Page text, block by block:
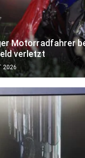
Motorradfahrer
verletzt
2026